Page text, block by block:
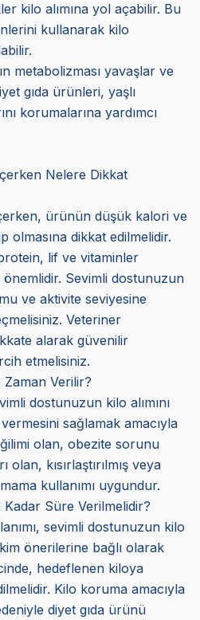
kilo alımına yol açabilir. Bu
kullanarak kilo
metabolizması yavaşlar ve
gıda ürünleri, yaşlı
korumalarına yardımcı
Nelere Dikkat
ürünün düşük kalori ve
olmasına dikkat edilmelidir.
lif ve vitaminler
önemlidir. Sevimli dostunuzun
ve aktivite seviyesine
Veteriner
alarak güvenilir
etmelisiniz.
Zaman Verilir?
dostunuzun kilo alımını
sağlamak amacıyla
olan, obezite sorunu
kısırlaştırılmış veya
kullanımı uygundur.
Kadar Süre Verilmelidir?
sevimli dostunuzun kilo
önerilerine bağlı olarak
hedeflenen kiloya
Kilo koruma amacıyla
diyet gıda ürünü